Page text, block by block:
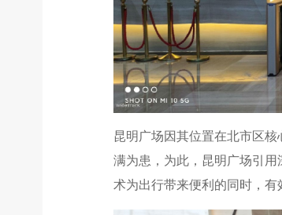
昆明广场因其位置在北市区核
满为患，为此，昆明广场引
术为出行带来便利的同时，有